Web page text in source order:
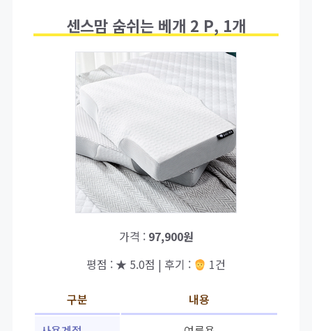
센스맘 숨쉬는 베개 2 P, 1개
가격 : 97,900원
평점 : ★ 5.0점 | 후기 :
1건
구분
내용